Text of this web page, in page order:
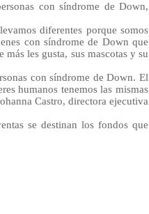
con síndrome de Down,
diferentes porque somos
con síndrome de Down que
les gusta, sus mascotas y su
con síndrome de Down. El
humanos tenemos las mismas
Castro, directora ejecutiva
se destinan los fondos que